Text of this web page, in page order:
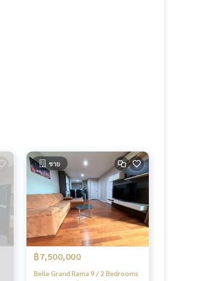
ขาย
฿7,500,000
Belle Grand Rama 9 / 2 Bedrooms